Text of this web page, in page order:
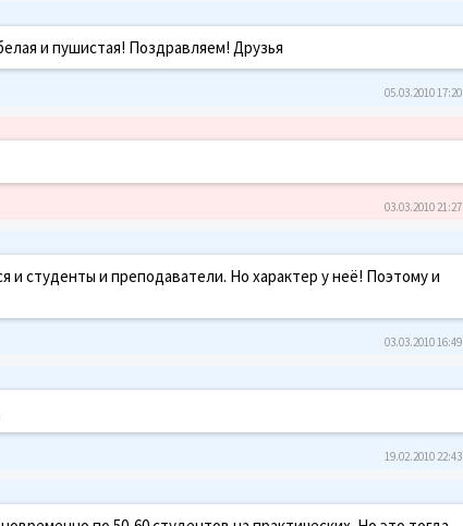
и пушистая! Поздравляем! Друзья
05.03.2010 17:20
03.03.2010 21:27
и студенты и преподаватели. Но характер у неё! Поэтому и
03.03.2010 16:49
19.02.2010 22:43